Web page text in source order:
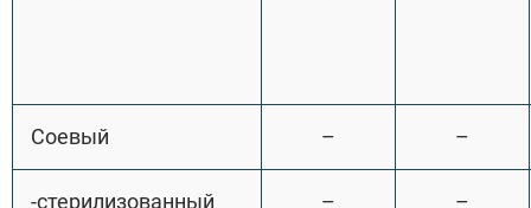
Соевый – –
-стерилизованный – –